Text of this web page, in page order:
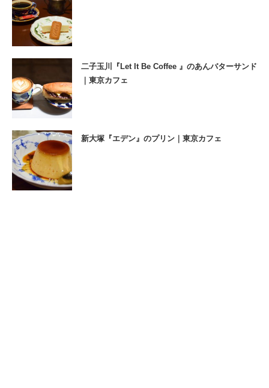
二子玉川『Let It Be Coffee 』のあんバターサンド
｜東京カフェ
新大塚『エデン』のプリン｜東京カフェ